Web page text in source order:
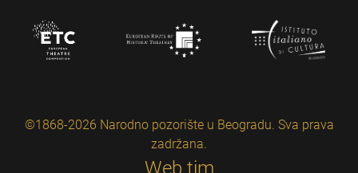
©1868-2026 Narodno pozorište u Beogradu. Sva prava
zadržana.
Web tim